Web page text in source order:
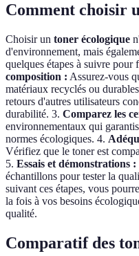
Comment choisir
Choisir un toner écologique
d'environnement, mais
quelques étapes à suivre
composition : Assurez-vous
matériaux recyclés ou
retours d'autres utilisateurs
durabilité. 3. Comparez les
environnementaux qui
normes écologiques. 4.
Vérifiez que le toner est
5. Essais et démonstrations :
échantillons pour tester la
suivant ces étapes, vous
la fois à vos besoins
qualité.
Comparatif des